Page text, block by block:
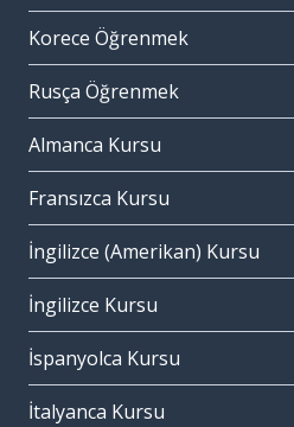
Korece Öğrenmek
Rusça Öğrenmek
Almanca Kursu
Fransızca Kursu
İngilizce (Amerikan) Kursu
İngilizce Kursu
İspanyolca Kursu
İtalyanca Kursu